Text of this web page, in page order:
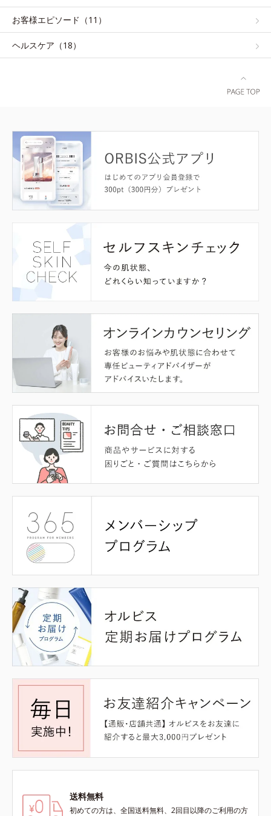
お客様エピソード（11）
ヘルスケア（18）
送料無料
初めての方は、全国送料無料、2回目以降のご利用の方